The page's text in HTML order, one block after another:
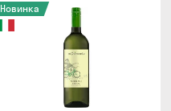
Новинка